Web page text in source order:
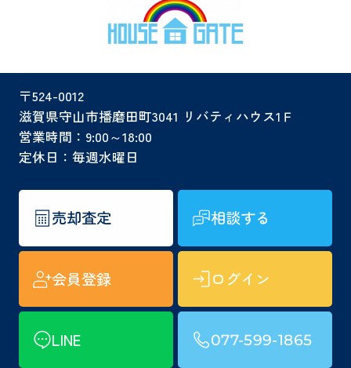
〒524-0012
滋賀県守山市播磨田町3041 リバティハウス1Ｆ
営業時間：9:00～18:00
定休日：毎週水曜日
売却査定 相談する
会員登録 ログイン
LINE 077-599-1865